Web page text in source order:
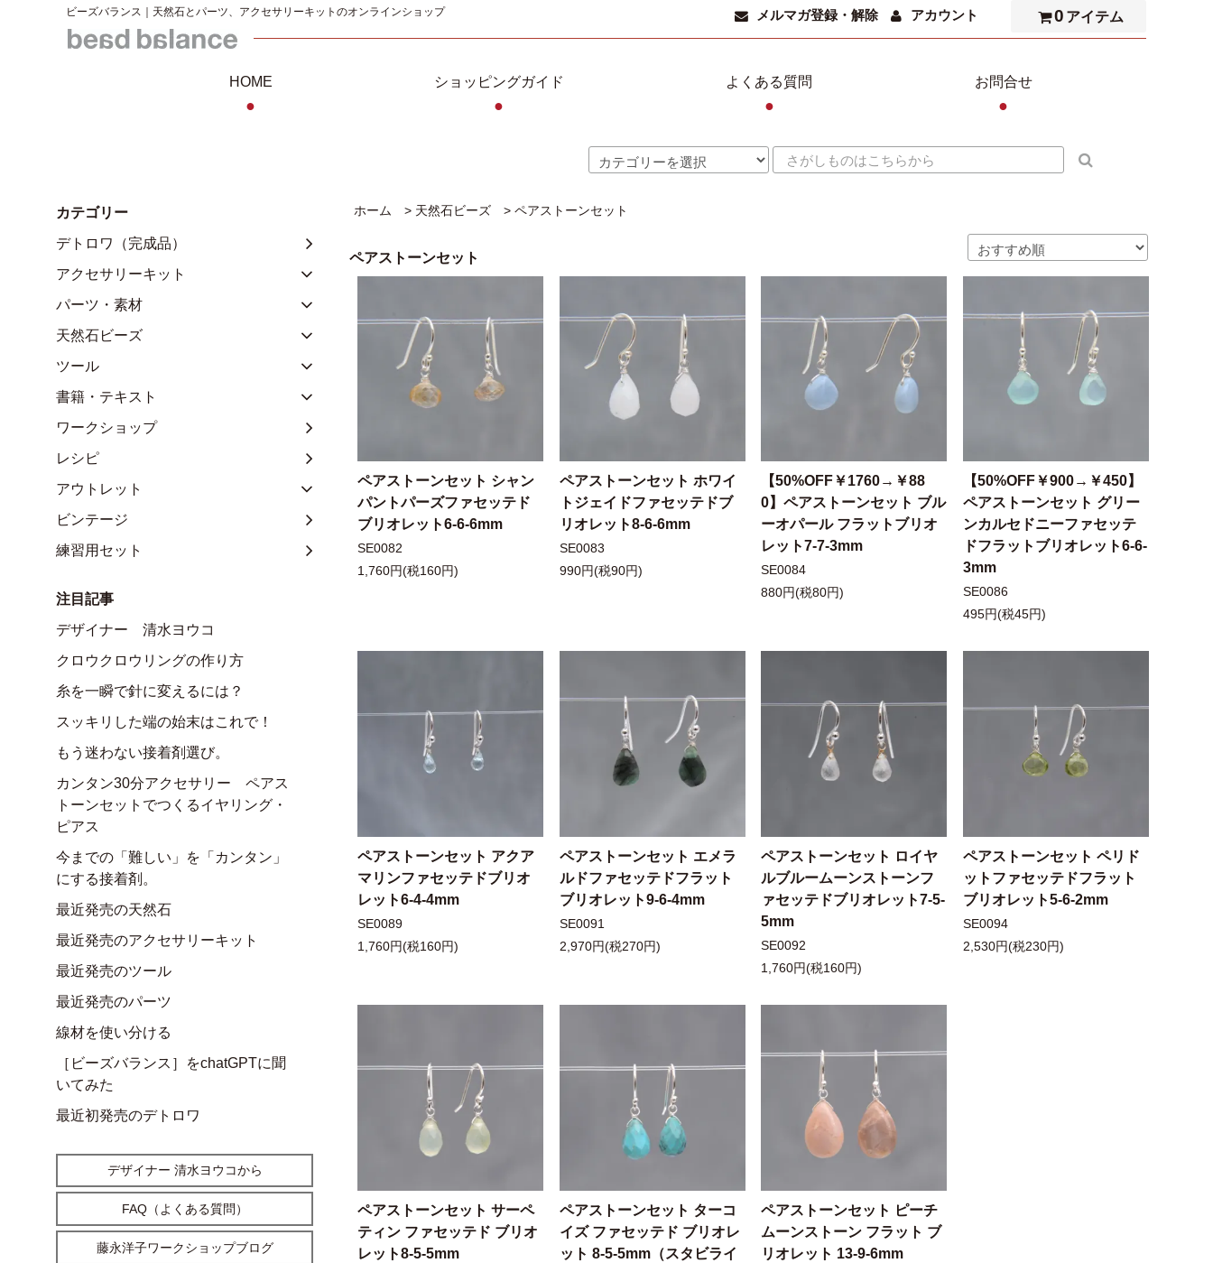
ビーズバランス｜天然石とパーツ、アクセサリーキットのオンラインショップ メルマガ登録・解除 アカウント 0 アイテム
HOME
●
ショッピングガイド
●
よくある質問
●
お問合せ
●
ホーム > 天然石ビーズ > ペアストーンセット
ペアストーンセット
ペアストーンセット シャン
パントパーズファセッテド
ブリオレット6-6-6mm
SE0082
1,760円(税160円)
ペアストーンセット ホワイ
トジェイドファセッテドブ
リオレット8-6-6mm
SE0083
990円(税90円)
【50%OFF￥1760→￥88
0】ペアストーンセット ブル
ーオパール フラットブリオ
レット7-7-3mm
SE0084
880円(税80円)
【50%OFF￥900→￥450】
ペアストーンセット グリー
ンカルセドニーファセッテ
ドフラットブリオレット6-6-
3mm
SE0086
495円(税45円)
ペアストーンセット アクア
マリンファセッテドブリオ
レット6-4-4mm
SE0089
1,760円(税160円)
ペアストーンセット エメラ
ルドファセッテドフラット
ブリオレット9-6-4mm
SE0091
2,970円(税270円)
ペアストーンセット ロイヤ
ルブルームーンストーンフ
ァセッテドブリオレット7-5-
5mm
SE0092
1,760円(税160円)
ペアストーンセット ペリド
ットファセッテドフラット
ブリオレット5-6-2mm
SE0094
2,530円(税230円)
ペアストーンセット サーペ
ティン ファセッテド ブリオ
レット8-5-5mm
ペアストーンセット ターコ
イズ ファセッテド ブリオレ
ット 8-5-5mm（スタビライ
ペアストーンセット ピーチ
ムーンストーン フラット ブ
リオレット 13-9-6mm
カテゴリー
デトロワ（完成品）
アクセサリーキット
パーツ・素材
天然石ビーズ
ツール
書籍・テキスト
ワークショップ
レシピ
アウトレット
ビンテージ
練習用セット
注目記事
デザイナー 清水ヨウコ
クロウクロウリングの作り方
糸を一瞬で針に変えるには？
スッキリした端の始末はこれで！
もう迷わない接着剤選び。
カンタン30分アクセサリー ペアス
トーンセットでつくるイヤリング・
ピアス
今までの「難しい」を「カンタン」
にする接着剤。
最近発売の天然石
最近発売のアクセサリーキット
最近発売のツール
最近発売のパーツ
線材を使い分ける
［ビーズバランス］をchatGPTに聞
いてみた
最近初発売のデトロワ
デザイナー 清水ヨウコから
FAQ（よくある質問）
藤永洋子ワークショップブログ